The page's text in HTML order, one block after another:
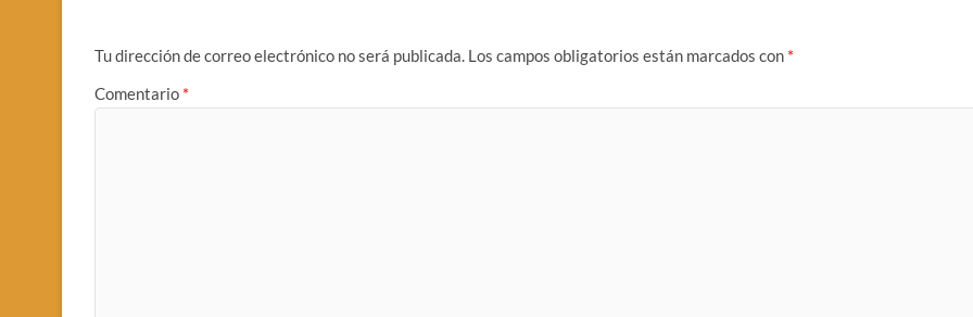
Tu dirección de correo electrónico no será publicada. Los campos obligatorios están marcados con *
Comentario *